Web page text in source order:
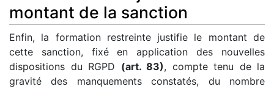
montant de la sanction
Enfin, la formation restreinte justifie le montant de
cette sanction, fixé en application des nouvelles
dispositions du RGPD (art. 83), compte tenu de la
gravité des manquements constatés, du nombre